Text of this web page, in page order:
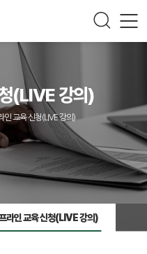
(LIVE 강의)
인 교육 신청(LIVE 강의)
라인 교육 신청(LIVE 강의)